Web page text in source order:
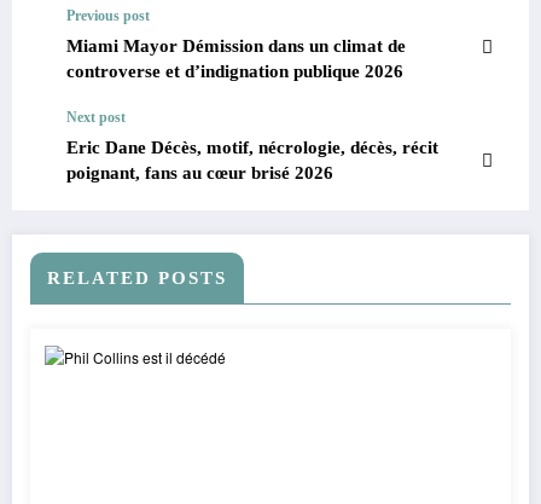
Previous post
Miami Mayor Démission dans un climat de
controverse et d’indignation publique 2026
Next post
Eric Dane Décès, motif, nécrologie, décès, récit
poignant, fans au cœur brisé 2026
RELATED POSTS